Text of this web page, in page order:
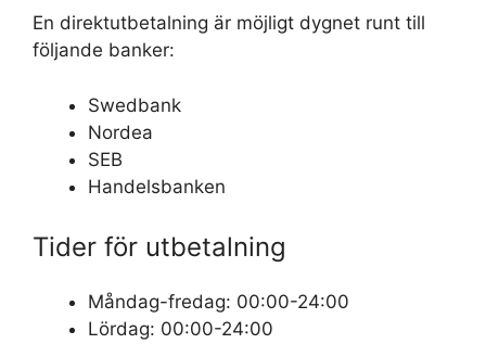
En direktutbetalning är möjligt dygnet runt till
följande banker:
Swedbank
Nordea
SEB
Handelsbanken
Tider för utbetalning
Måndag-fredag: 00:00-24:00
Lördag: 00:00-24:00